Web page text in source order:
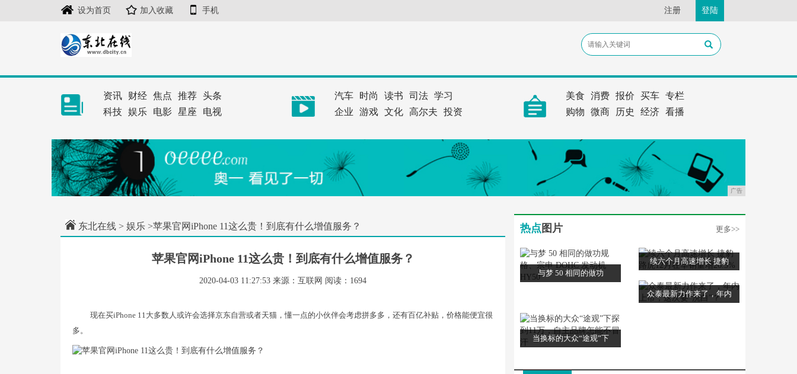
设为首页 加入收藏 手机 注册 登陆
资讯 财经 焦点 推荐 头条
科技 娱乐 电影 星座 电视
汽车 时尚 读书 司法 学习
企业
游戏 文化 高尔夫 投资
美食 消费 报价 买车 专栏
购物
微商 历史 经济 看播
广告
东北在线 > 娱乐 >苹果官网iPhone 11这么贵！到底有什么增值服务？
苹果官网iPhone 11这么贵！到底有什么增值服务？
2020-04-03 11:27:53 来源：互联网 阅读：1694
现在买iPhone 11大多数人或许会选择京东自营或者天猫，懂一点的小伙伴会考虑拼多多，还有百亿补贴，价格能便宜很
多。
热点 图片 更多>>
与梦 50 相同的做功
续六个月高速增长 捷豹
众泰最新力作来了，年内
当换标的大众“途观”下